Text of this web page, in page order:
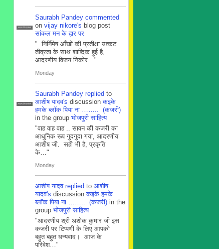
सदस्य टीम प्रबंधन
Saurabh Pandey commented
on vijay nikore's blog post
सांकल मन के द्वार पर
" निर्निमेष आँखों की प्रतीक्षा उत्कट
तीव्रता के साथ शाब्दिक हुई है,
आदरणीय विजय निकोर…"
Monday
सदस्य टीम प्रबंधन
Saurabh Pandey replied to
आशीष यादव's discussionकइके
हमके ब्लाॅक पिया ना …….. (कजरी)
in the group भोजपुरी साहित्य
"वाह वाह वाह .. सावन की कजरी का
आधुनिक रूप गुदगुदा गया, आदरणीय
आशीष जी. सही भी है, प्रकृति
के…"
Monday
आशीष यादव replied to आशीष
यादव's discussionकइके हमके
ब्लाॅक पिया ना …….. (कजरी) in the
group भोजपुरी साहित्य
"आदरणीय श्री अशोक कुमार जी इस
कजरी पर टिप्पणी के लिए आपको
बहुत बहुत धन्यवाद। आज के
परिवेश…"